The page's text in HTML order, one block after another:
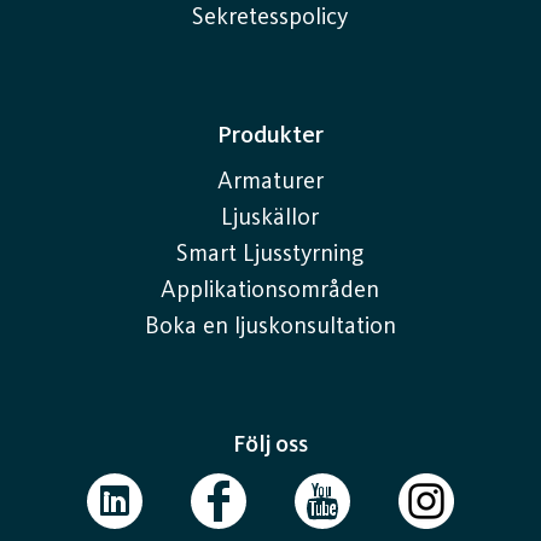
ge trygg belysning runt entréer och carportar, och
Nedåtriktade armaturer – ger ett fokuserat ljus på
fasaden eller marken nedanför.
Upp/ned-ljus – lyfter fasaddetaljer och skapar en
effektfull ljusbild.
Skymningsrelästyrd belysning – tänds automatiskt
extra trygghet och energibesparing
Alla utomhusarmaturer bör ha rätt kapslingsklass
(IP-klass), vanligtvis minst IP44 eller högre, för att
Sekretesspolicy
Produkter
Armaturer
Ljuskällor
Smart Ljusstyrning
Applikationsområden
Boka en ljuskonsultation
Följ oss